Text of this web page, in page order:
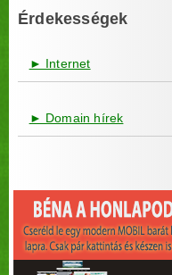
Érdekességek
► Internet
► Domain hírek